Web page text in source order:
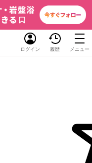
ログイン 履歴 メニュー